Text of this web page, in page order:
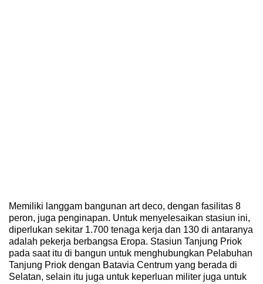
Memiliki langgam bangunan art deco, dengan fasilitas 8
peron, juga penginapan. Untuk menyelesaikan stasiun ini,
diperlukan sekitar 1.700 tenaga kerja dan 130 di antaranya
adalah pekerja berbangsa Eropa. Stasiun Tanjung Priok
pada saat itu di bangun untuk menghubungkan Pelabuhan
Tanjung Priok dengan Batavia Centrum yang berada di
Selatan, selain itu juga untuk keperluan militer juga untuk